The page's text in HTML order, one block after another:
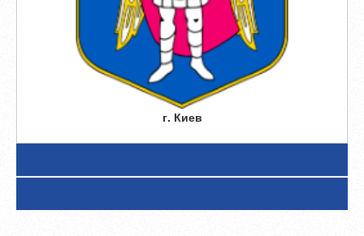
г. Киев